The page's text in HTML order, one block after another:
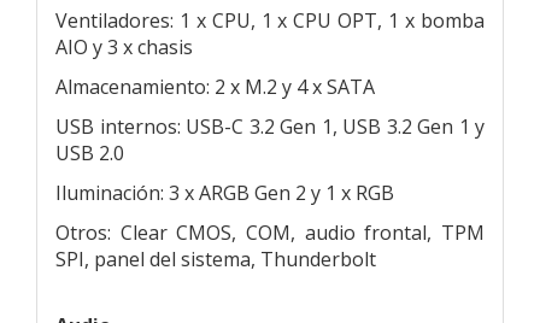
Ventiladores: 1 x CPU, 1 x CPU OPT, 1 x bomba
AIO y 3 x chasis
Almacenamiento: 2 x M.2 y 4 x SATA
USB internos: USB-C 3.2 Gen 1, USB 3.2 Gen 1 y
USB 2.0
Iluminación: 3 x ARGB Gen 2 y 1 x RGB
Otros: Clear CMOS, COM, audio frontal, TPM
SPI, panel del sistema, Thunderbolt